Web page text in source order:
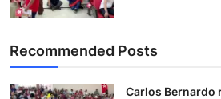
Recommended Posts
Carlos Bernardo